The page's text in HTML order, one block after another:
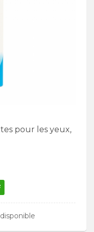
pour les yeux,